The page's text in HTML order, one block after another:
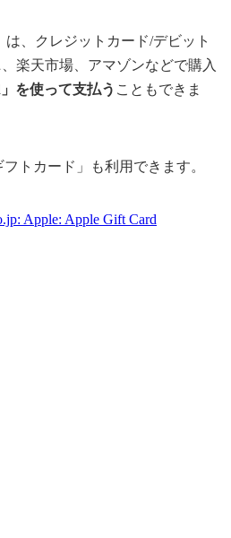
は、クレジットカード/デビット
楽天市場、アマゾンなどで購入
を使って支払う こともできま
トカード」も利用できます。
Apple: Apple Gift Card